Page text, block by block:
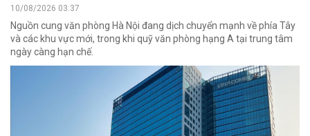
10/08/2026 03:37
Nguồn cung văn phòng Hà Nội đang dịch chuyển mạnh về phía Tây
và các khu vực mới, trong khi quỹ văn phòng hạng A tại trung tâm
ngày càng hạn chế.